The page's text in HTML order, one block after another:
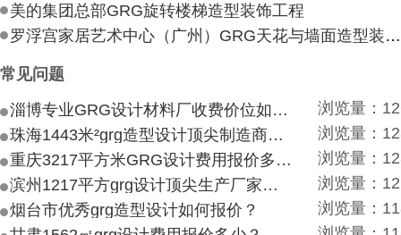
美的集团总部GRG旋转楼梯造型装饰工程
罗浮宫家居艺术中心（广州）GRG天花与墙面造型装饰工程
常见问题
淄博专业GRG设计材料厂收费价位如何？
浏览量：
珠海1443米²grg造型设计顶尖制造商付费付费多少？
浏览量：
重庆3217平方米GRG设计费用报价多少？
浏览量：
滨州1217平方grg设计顶尖生产厂家价目如何？
浏览量：
烟台市优秀grg造型设计如何报价？
浏览量：